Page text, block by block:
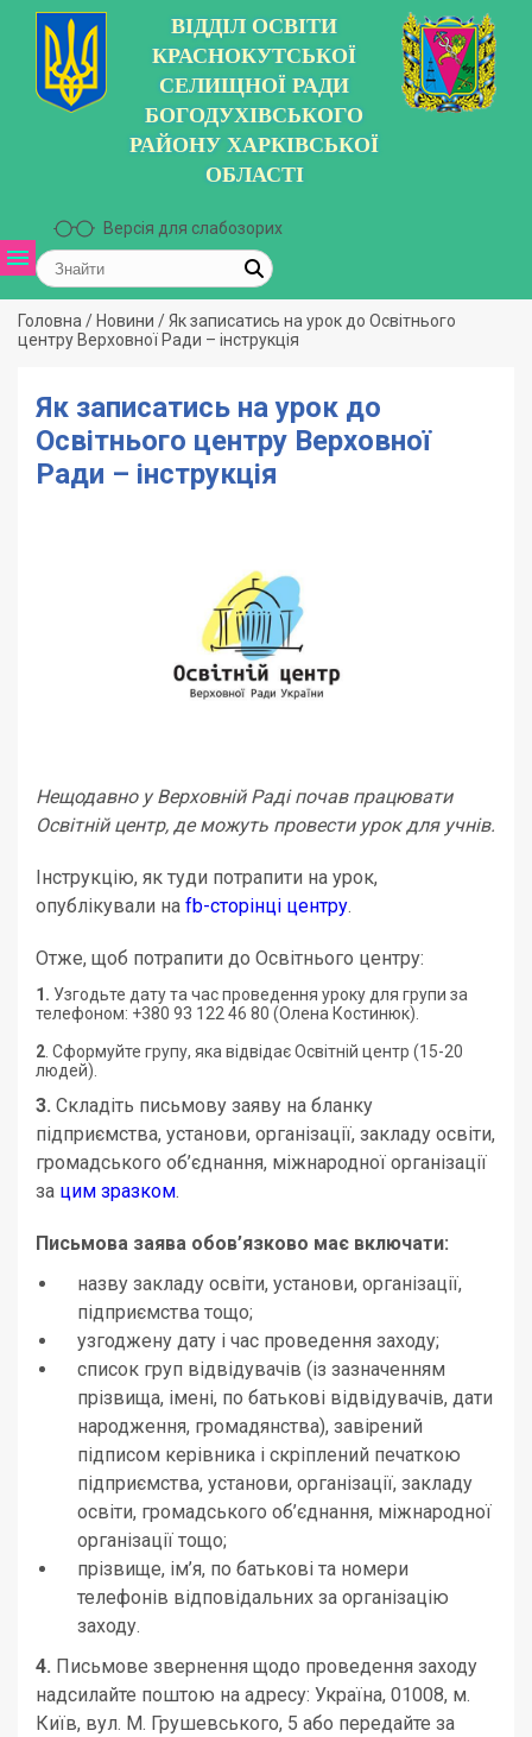
ВІДДІЛ ОСВІТИ
КРАСНОКУТСЬКОЇ
СЕЛИЩНОЇ РАДИ
БОГОДУХІВСЬКОГО
РАЙОНУ ХАРКІВСЬКОЇ
ОБЛАСТІ
Версія для слабозорих
Головна / Новини /Як записатись на урок до Освітнього
центру Верховної Ради – інструкція
Як записатись на урок до
Освітнього центру Верховної
Ради – інструкція
Нещодавно у Верховній Раді почав працювати
Освітній центр, де можуть провести урок для учнів.
Інструкцію, як туди потрапити на урок,
опублікували на fb-сторінці центру.
Отже, щоб потрапити до Освітнього центру:
1. Узгодьте дату та час проведення уроку для групи за
телефоном: +380 93 122 46 80 (Олена Костинюк).
2. Сформуйте групу, яка відвідає Освітній центр (15-20
людей).
3. Складіть письмову заяву на бланку
підприємства, установи, організації, закладу освіти,
громадського об’єднання, міжнародної організації
за цим зразком.
Письмова заява обов’язково має включати:
назву закладу освіти, установи, організації,
підприємства тощо;
узгоджену дату і час проведення заходу;
список груп відвідувачів (із зазначенням
прізвища, імені, по батькові відвідувачів, дати
народження, громадянства), завірений
підписом керівника і скріплений печаткою
підприємства, установи, організації, закладу
освіти, громадського об’єднання, міжнародної
організації тощо;
прізвище, ім’я, по батькові та номери
телефонів відповідальних за організацію
заходу.
4. Письмове звернення щодо проведення заходу
надсилайте поштою на адресу: Україна, 01008, м.
Київ, вул. М. Грушевського, 5 або передайте за